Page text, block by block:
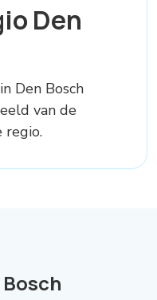
Den
Den Bosch
van de
regio.